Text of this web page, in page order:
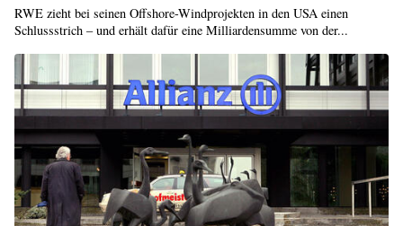
RWE zieht bei seinen Offshore-Windprojekten in den USA einen
Schlussstrich – und erhält dafür eine Milliardensumme von der...